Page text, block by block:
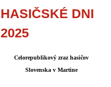
HASIČSKÉ DNI
2025
Celorepublikový zraz hasičov
Slovenska v Martine